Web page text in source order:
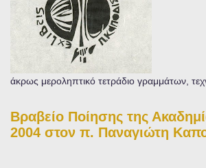
άκρως μεροληπτικό τετράδιο γραμμάτων,
Βραβείο Ποίησης της
2004 στον π. Παναγιώτη